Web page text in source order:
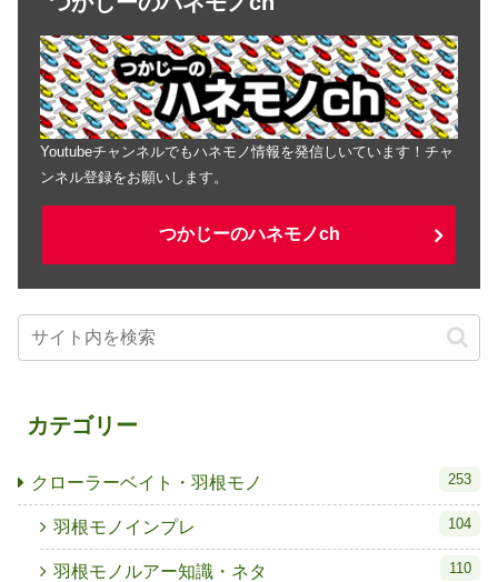
Youtubeチャンネルでもハネモノ情報を発信しいています！チャ
ンネル登録をお願いします。
つかじーのハネモノch
カテゴリー
クローラーベイト・羽根モノ 253
羽根モノインプレ 104
羽根モノルアー知識・ネタ 110